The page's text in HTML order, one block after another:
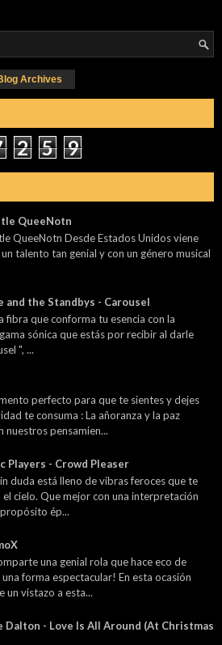
Archives
2 5 9
QueeNotn
QueeNotn Desde Estados Unidos viene
talento tan genial y con un género musical
and the Standbys - Carousel
fibra que conforma tu esencia con la
sónica que estás por recibir al darle
", ...
perfecto para que te sientes y dejes
te consuma : La añoranza y la paz
nuestros pensamien...
Players - Crowd Pleaser
duda está lleno de vibras feroces que te
el cielo. Que mejor con una interpretación
ép...
una genial rola que hace eco de
forma espectacular! En esta ocasión
un vistazo a esta...
Dalton - Love Is All Around (At Christmas